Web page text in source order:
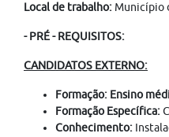
Local de trabalho: Município
- PRÉ - REQUISITOS:
CANDIDATOS EXTERNO:
Formação: Ensino
Formação Específica:
Conhecimento: